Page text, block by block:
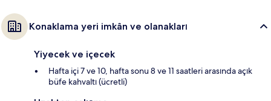
Konaklama yeri imkân ve olanakları
Yiyecek ve içecek
Hafta içi 7 ve 10, hafta sonu 8 ve 11 saatleri arasında açık
büfe kahvaltı (ücretli)